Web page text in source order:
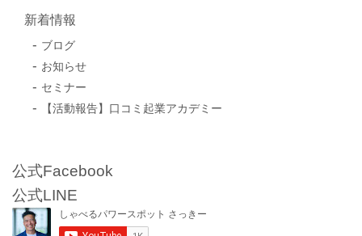
新着情報
ブログ
お知らせ
セミナー
【活動報告】口コミ起業アカデミー
公式Facebook
公式LINE